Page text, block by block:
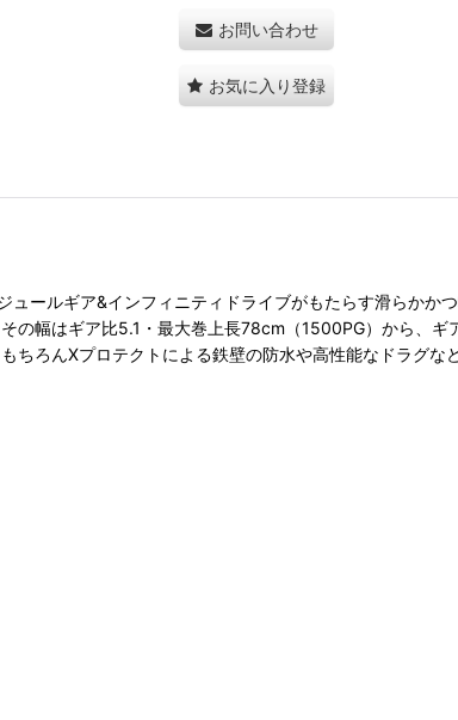
お問い合わせ
お気に入り登録
ールギア&インフィニティドライブがもたらす滑らか
の幅はギア比5.1・最大巻上長78cm（1500PG）から、
ちろんXプロテクトによる鉄壁の防水や高性能なドラグ